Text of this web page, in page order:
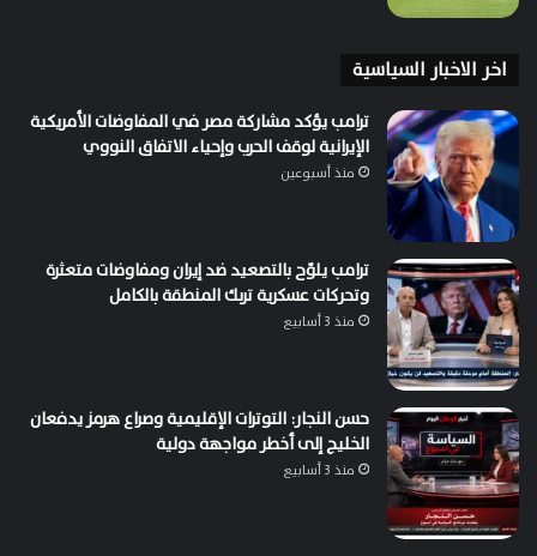
اخر الاخبار السياسية
ترامب يؤكد مشاركة مصر في المفاوضات الأمريكية
الإيرانية لوقف الحرب وإحياء الاتفاق النووي
منذ أسبوعين
ترامب يلوّح بالتصعيد ضد إيران ومفاوضات متعثرة
وتحركات عسكرية تربك المنطقة بالكامل
منذ 3 أسابيع
حسن النجار: التوترات الإقليمية وصراع هرمز يدفعان
الخليج إلى أخطر مواجهة دولية
منذ 3 أسابيع